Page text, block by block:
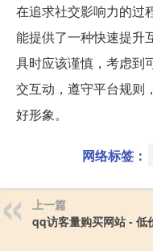
在追求社交影响力的过
能提供了一种快速提升
具时应该谨慎，考虑到
交互动，遵守平台规则
好形象。
网络标签：
上一篇
qq访客量购买网站 - 低